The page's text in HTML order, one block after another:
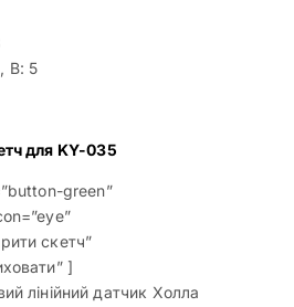
В: 5
для KY-035
green”
скетч”
]
лінійний датчик Холла